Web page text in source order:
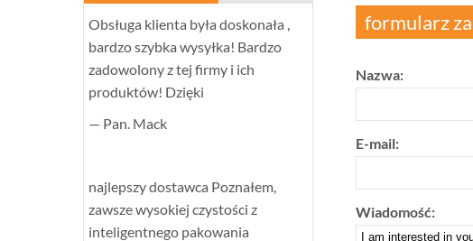
formularz
Nazwa:
E-mail:
Wiadomość:
Obsługa klienta była doskonała ,
bardzo szybka wysyłka! Bardzo
zadowolony z tej firmy i ich
produktów! Dzięki
— Pan. Mack
najlepszy dostawca Poznałem,
zawsze wysokiej czystości z
inteligentnego pakowania